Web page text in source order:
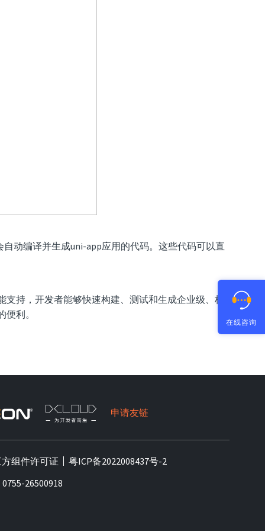
动编译并生成uni-app应用的代码。这些代码可以直
持，开发者能够快速构建、测试和生成企业级、标
利。
申请友链
组件许可证
粤ICP备2022008437号-2
26500918
在线咨询